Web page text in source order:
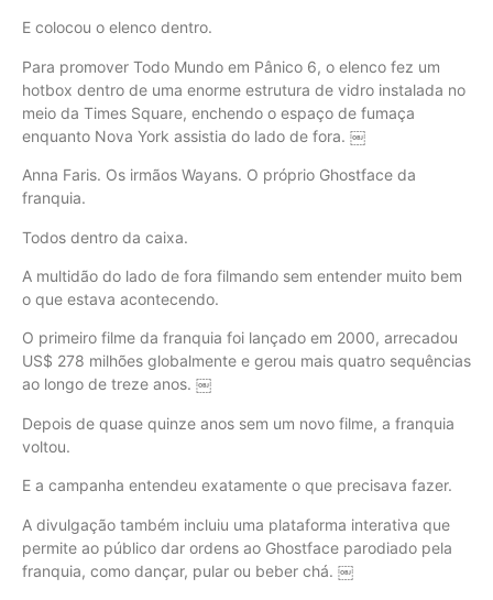
E colocou o elenco dentro.
Para promover Todo Mundo em Pânico 6, o elenco fez um
hotbox dentro de uma enorme estrutura de vidro instalada no
meio da Times Square, enchendo o espaço de fumaça
enquanto Nova York assistia do lado de fora. ￼
Anna Faris. Os irmãos Wayans. O próprio Ghostface da
franquia.
Todos dentro da caixa.
A multidão do lado de fora filmando sem entender muito bem
o que estava acontecendo.
O primeiro filme da franquia foi lançado em 2000, arrecadou
US$ 278 milhões globalmente e gerou mais quatro sequências
ao longo de treze anos. ￼
Depois de quase quinze anos sem um novo filme, a franquia
voltou.
E a campanha entendeu exatamente o que precisava fazer.
A divulgação também incluiu uma plataforma interativa que
permite ao público dar ordens ao Ghostface parodiado pela
franquia, como dançar, pular ou beber chá. ￼